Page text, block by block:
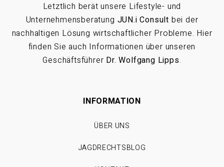
Letztlich berät unsere Lifestyle- und
Unternehmensberatung JUN.i Consult bei der
nachhaltigen Lösung wirtschaftlicher Probleme. Hier
finden Sie auch Informationen über unseren
Geschäftsführer Dr. Wolfgang Lipps.
INFORMATION
ÜBER UNS
JAGDRECHTSBLOG